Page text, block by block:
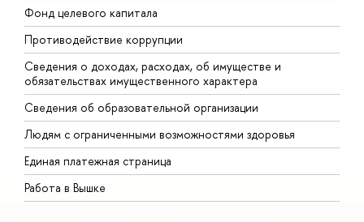
Фонд целевого капитала
Противодействие коррупции
Сведения о доходах, расходах, об имуществе и
обязательствах имущественного характера
Сведения об образовательной организации
Людям с ограниченными возможностями здоровья
Единая платежная страница
Работа в Вышке